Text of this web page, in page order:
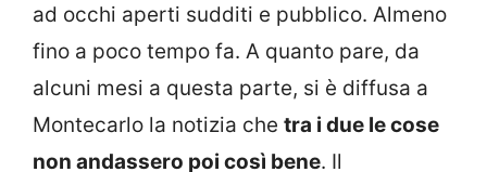
ad occhi aperti sudditi e pubblico. Almeno
fino a poco tempo fa. A quanto pare, da
alcuni mesi a questa parte, si è diffusa a
Montecarlo la notizia che tra i due le cose
non andassero poi così bene. Il